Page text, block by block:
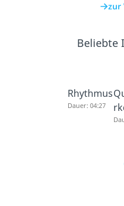
zur
Beliebte
Rhythmus
Dauer: 04:27